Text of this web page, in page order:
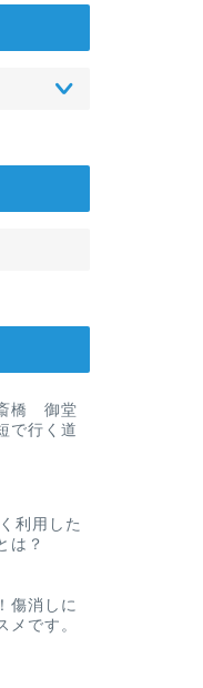
橋 御堂
で行く道
利用した
は？
傷消しに
メです。